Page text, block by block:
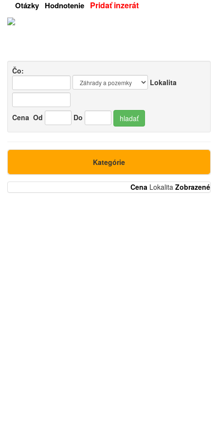
Otázky Hodnotenie Pridať inzerát
Čo:
Lokalita
Cena Od Do hladať
Kategórie
Cena Lokalita Zobrazené